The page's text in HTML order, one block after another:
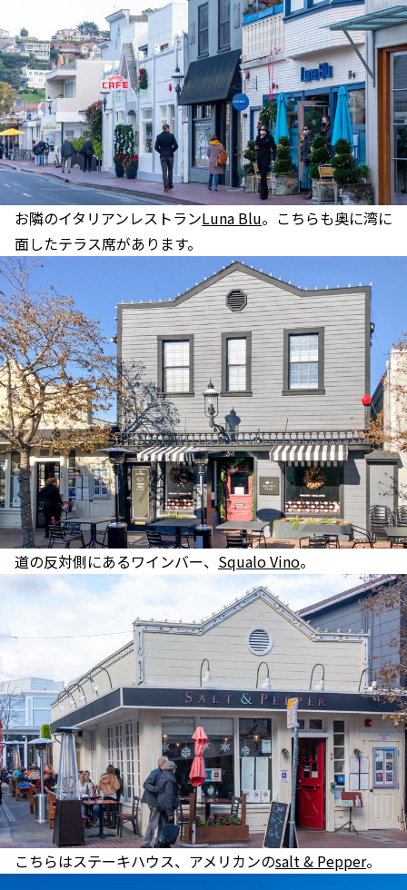
お隣のイタリアンレストランLuna Blu。こちらも奥に湾に
面したテラス席があります。
道の反対側にあるワインバー、 Squalo Vino。
こちらはステーキハウス、アメリカンのsalt & Pepper。